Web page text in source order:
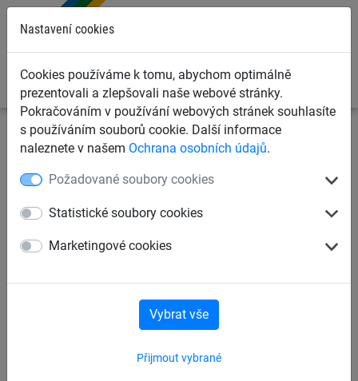
Nastavení cookies
Cookies používáme k tomu, abychom optimálně
prezentovali a zlepšovali naše webové stránky.
Pokračováním v používání webových stránek souhlasíte
s používáním souborů cookie. Další informace
naleznete v našem Ochrana osobních údajů.
Požadované soubory cookies
Statistické soubory cookies
Marketingové cookies
Přijmout vybrané
Vybrat vše
Sportovní sítě Sítě na fotbal Fotbalové brankové sítě
Fotbalová branková síť 4 mm,
polypropylen